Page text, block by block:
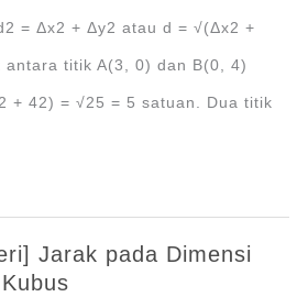
= Δx2 + Δy2 atau d = √(Δx2 +
titik A(3, 0) dan B(0, 4)
+ 42) = √25 = 5 satuan. Dua titik
Jarak pada Dimensi